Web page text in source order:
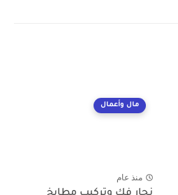
مال وأعمال
منذ عام